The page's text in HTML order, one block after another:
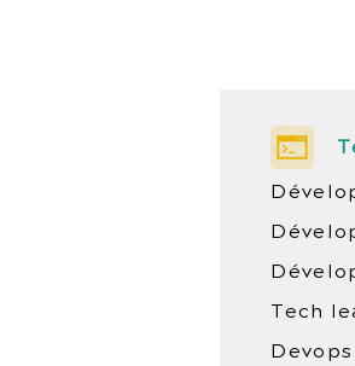
Tech
Devops